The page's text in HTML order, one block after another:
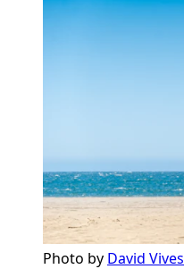
Photo by David Vives